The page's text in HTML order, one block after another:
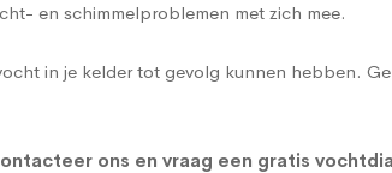
en schimmelproblemen met zich mee.
in je kelder tot gevolg kunnen hebben.
ons en vraag een gratis